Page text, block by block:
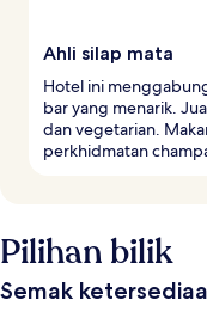
Ahli silap mata
Hotel ini
bar yang menarik.
dan vegetarian.
perkhidmatan
Pilihan bilik
Semak